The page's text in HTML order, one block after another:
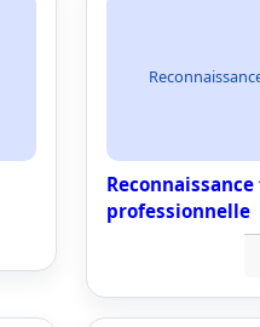
professionnelle